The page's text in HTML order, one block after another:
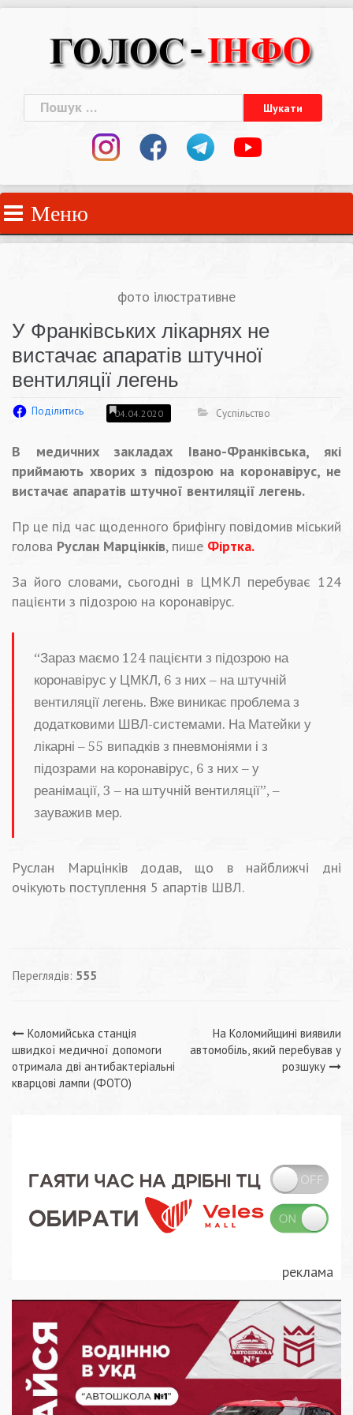
Пошук:
Меню
фото ілюстративне
У Франківських лікарнях не
вистачає апаратів штучної
вентиляції легень
Поділитись 04.04.2020 Суспільство
В медичних закладах Івано-Франківська, які
приймають хворих з підозрою на коронавірус, не
вистачає апаратів штучної вентиляції легень.
Пр це під час щоденного брифінгу повідомив міський
голова Руслан Марцінків, пише Фіртка.
За його словами, сьогодні в ЦМКЛ перебуває 124
пацієнти з підозрою на коронавірус.
“Зараз маємо 124 пацієнти з підозрою на
коронавірус у ЦМКЛ, 6 з них – на штучній
вентиляції легень. Вже виникає проблема з
додатковими ШВЛ-системами. На Матейки у
лікарні – 55 випадків з пневмоніями і з
підозрами на коронавірус, 6 з них – у
реанімації, 3 – на штучній вентиляції”, –
зауважив мер.
Руслан Марцінків додав, що в найближчі дні
очікують поступлення 5 апартів ШВЛ.
Переглядів: 555
Навігація
записів
Коломийська станція
швидкої медичної допомоги
отримала дві антибактеріальні
кварцові лампи (ФОТО)
На Коломийщині виявили
автомобіль, який перебував у
розшуку